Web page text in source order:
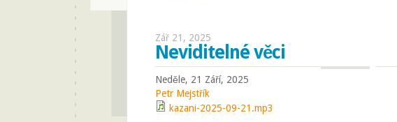
Zář 21, 2025
Neviditelné věci
Neděle, 21 Září, 2025
Petr Mejstřík
kazani-2025-09-21.mp3